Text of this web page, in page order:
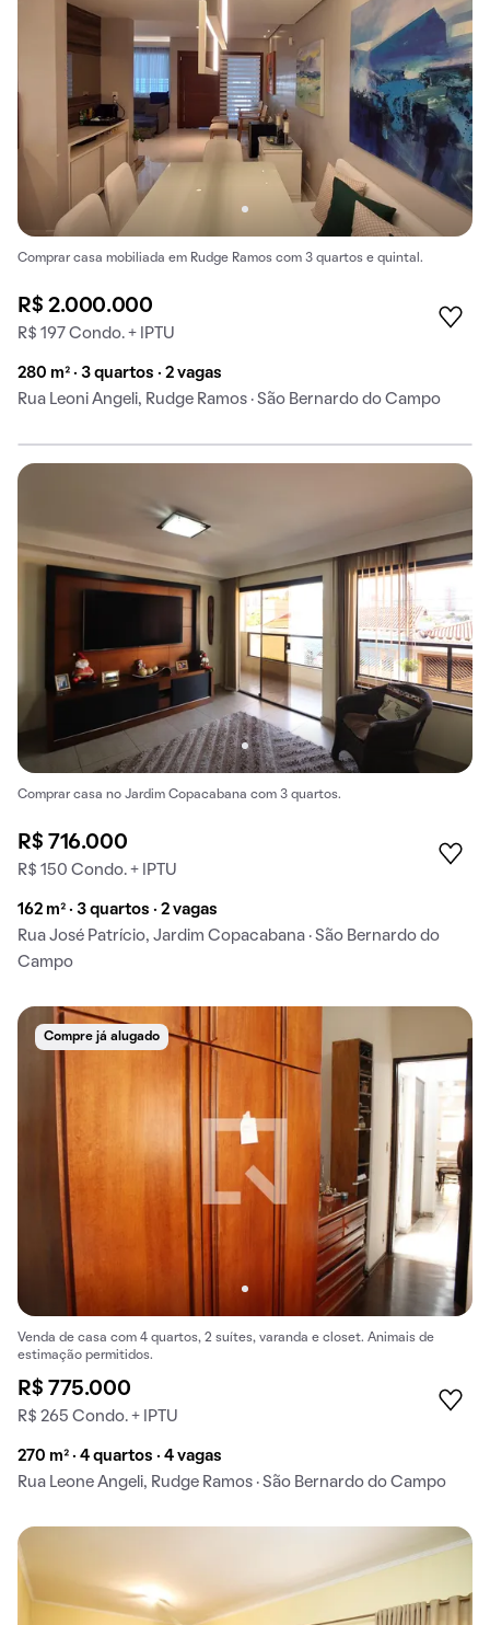
Comprar casa mobiliada em Rudge Ramos com 3 quartos e quintal.
R$ 2.000.000
R$ 197 Condo. + IPTU
280 m² · 3 quartos · 2 vagas
Rua Leoni Angeli, Rudge Ramos · São Bernardo do Campo
Comprar casa no Jardim Copacabana com 3 quartos.
R$ 716.000
R$ 150 Condo. + IPTU
162 m² · 3 quartos · 2 vagas
Rua José Patrício, Jardim Copacabana · São Bernardo do
Campo
Compre já alugado
Venda de casa com 4 quartos, 2 suítes, varanda e closet. Animais de
estimação permitidos.
R$ 775.000
R$ 265 Condo. + IPTU
270 m² · 4 quartos · 4 vagas
Rua Leone Angeli, Rudge Ramos · São Bernardo do Campo